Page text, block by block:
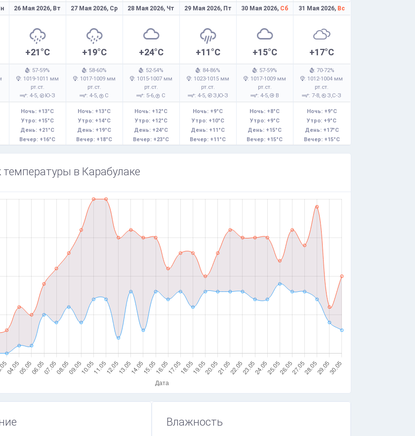
26 Мая 2026, Вт
+21°C
: 57-59%
: 1019-1011 мм
рт.ст.
: 4-5,
Ю-З
Ночь: +13°C
Утро: +15°C
День: +21°C
Вечер: +16°C
27 Мая 2026, Ср
+19°C
: 58-60%
: 1017-1009 мм
рт.ст.
: 4-5, С
Ночь: +13°C
Утро: +14°C
День: +19°C
Вечер: +18°C
28 Мая 2026, Чт
+24°C
: 52-54%
: 1015-1007 мм
рт.ст.
: 5-6,
С
Ночь: +12°C
Утро: +12°C
День: +24°C
Вечер: +23°C
29 Мая 2026, Пт
+11°C
: 84-86%
: 1023-1015 мм
рт.ст.
: 4-5,
З,Ю-З
Ночь: +9°C
Утро: +10°C
День: +11°C
Вечер: +11°C
30 Мая 2026, Сб
+15°C
: 57-59%
: 1017-1009 мм
рт.ст.
: 4-5, В
Ночь: +8°C
Утро: +9°C
День: +15°C
Вечер: +15°C
31 Мая 2026, Вс
+17°C
: 70-72%
: 1012-1004 мм
рт.ст.
: 7-8, З,С-З
Ночь: +9°C
Утро: +9°C
День: +17°C
Вечер: +15°C
температуры в Карабулаке
Влажность